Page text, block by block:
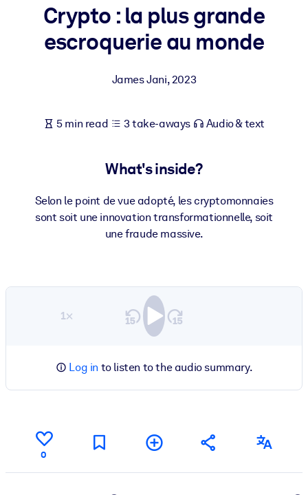
For LMS/LXP
Enrich your corporate library with trusted, ready-to-use business
Fuel your AI systems with reliable, structured knowledge to
outputs.
Crypto : la plus grande
escroquerie au monde
James Jani,2023
5 min read 3 take-aways Audio & text
What's inside?
Selon le point de vue adopté, les cryptomonnaies
sont soit une innovation transformationnelle, soit
une fraude massive.
1×
Log in to listen to the audio summary.
0